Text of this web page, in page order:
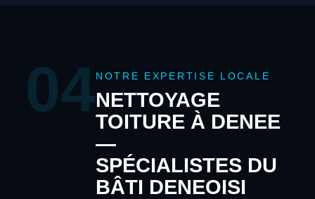
04NOTRE EXPERTISE LOCALE
NETTOYAGE
TOITURE À DENEE
—
SPÉCIALISTES DU
BÂTI DENEOISI